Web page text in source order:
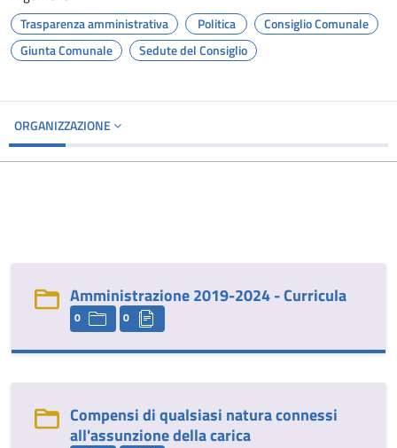
Trasparenza amministrativa Politica
Consiglio Comunale
Giunta Comunale
Sedute del Consiglio
ORGANIZZAZIONE
Amministrazione 2019-2024 - Curricula
0 0
Compensi di qualsiasi natura connessi
all'assunzione della carica